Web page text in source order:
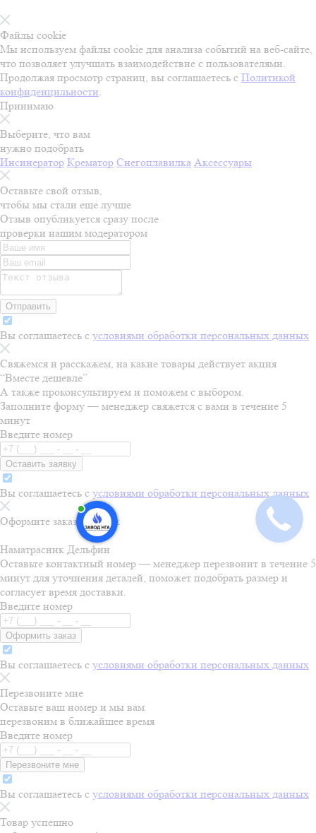
Файлы cookie
Мы используем файлы cookie для анализа событий на веб-сайте,
что позволяет улучшать взаимодействие с пользователями.
Продолжая просмотр страниц, вы соглашаетесь с Политикой
конфиденцильности
Принимаю
Выберите, что вам
нужно подобрать
Инсинератор Крематор Снегоплавилка Аксессуары
Оставьте свой отзыв,
чтобы мы стали еще лучше
Отзыв опубликуется сразу после
проверки нашим модератором
Отправить
Вы соглашаетесь с условиями обработки персональных данных
Свяжемся и расскажем, на какие товары действует акция
“Вместе дешевле”
А также проконсультируем и поможем с выбором.
Заполните форму — менеджер свяжется с вами в течение 5
минут
Введите номер
Оставить заявку
Вы соглашаетесь с условиями обработки персональных данных
Оформите заказ в 1 клик
Наматрасник Дельфин
Оставьте контактный номер — менеджер перезвонит в течение 5
минут для уточнения деталей, поможет подобрать размер и
согласует время доставки.
Введите номер
Оформить заказ
Вы соглашаетесь с условиями обработки персональных данных
Перезвоните мне
Оставьте ваш номер и мы вам
перезвоним в ближайшее время
Введите номер
Перезвоните мне
Вы соглашаетесь с условиями обработки персональных данных
Товар успешно